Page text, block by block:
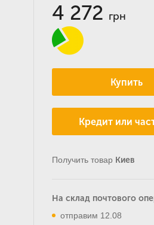
4 272 грн
Купить
Кредит или
Получить товар Киев
На склад почтового
отправим 12.08